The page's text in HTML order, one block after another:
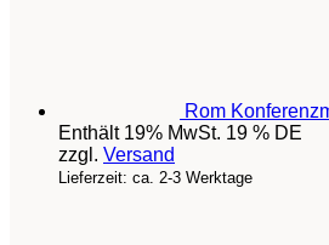
Rom
Enthält 19% MwSt. 19 % DE
zzgl. Versand
Lieferzeit: ca. 2-3 Werktage